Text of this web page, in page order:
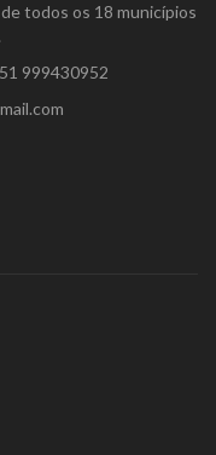
todos os 18 municípios
51 999430952